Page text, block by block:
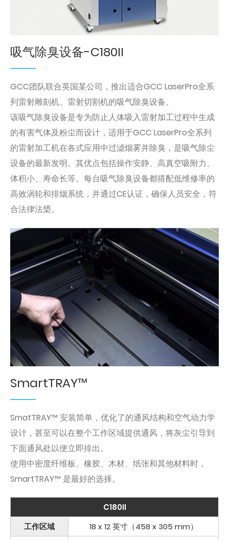
吸气除臭设备-C180II
GCC团队联合英国某公司，推出适合GCC LaserPro全系
列雷射雕刻机、雷射切割机的吸气除臭设备。
该吸气除臭设备是专为防止人体吸入雷射加工过程中生成
的有害气体及粉尘而设计，适用于GCC LaserPro全系列
的雷射加工机在各式应用中过滤烟雾并除臭，是吸气除尘
设备的最新发明。其优点包括操作安静、高真空吸附力、
体积小、寿命长等。每台吸气除臭设备都搭配低维修率的
高效涡轮和排烟系统，并通过CE认证，确保人员安全，符
合法律法槼。
SmartTRAY™
SmatTRAY™ 安装简单，优化了的通风结构和空气动力学
设计，甚至可以在整个工作区域提供通风，将灰尘引导到
下面通风处以便立即排出。
使用中密度纤维板、橡胶、木材、纸张和其他材料时，
SmartTRAY™ 是最好的选择。
C180II
工作区域
18 x 12 英寸（458 x 305 mm）